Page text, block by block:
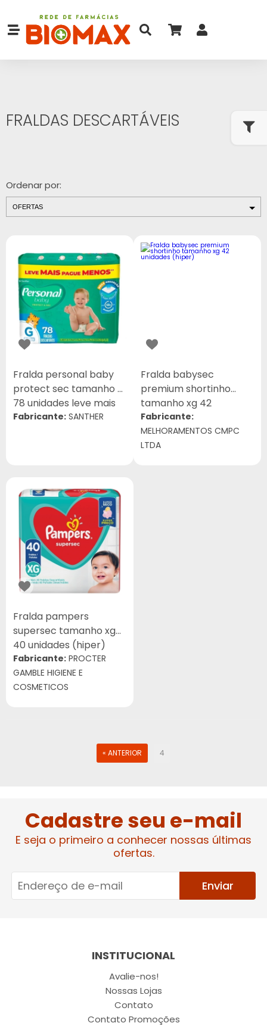
FRALDAS DESCARTÁVEIS
Ordenar por:
Fralda personal baby
protect sec tamanho g
78 unidades leve mais
pague menos (giga)
Fabricante: SANTHER
Fralda babysec
premium shortinho
tamanho xg 42
unidades (hiper)
Fabricante:
MELHORAMENTOS CMPC
LTDA
Fralda pampers
supersec tamanho xg
40 unidades (hiper)
Fabricante: PROCTER
GAMBLE HIGIENE E
COSMETICOS
« ANTERIOR 4
Cadastre seu e-mail
E seja o primeiro a conhecer nossas últimas
ofertas.
Enviar
INSTITUCIONAL
Avalie-nos!
Nossas Lojas
Contato
Contato Promoções